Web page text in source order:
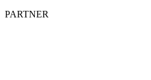
PARTNER